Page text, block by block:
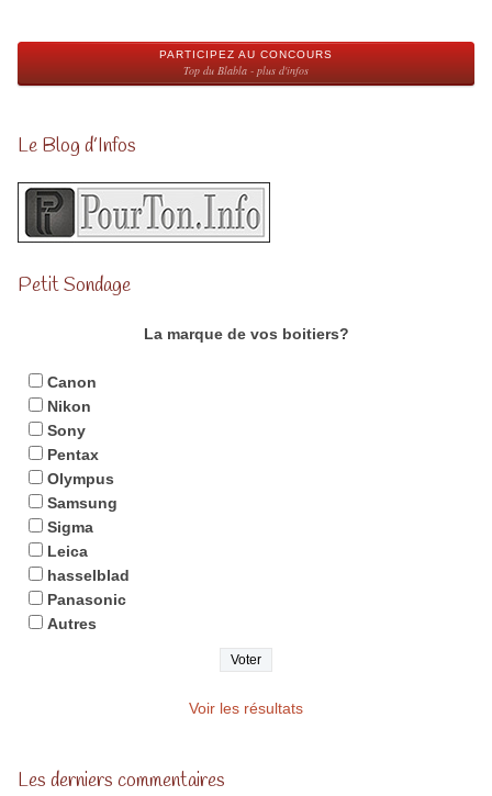
PARTICIPEZ AU CONCOURS
Top du Blabla - plus d'infos
Le Blog d’Infos
Petit Sondage
La marque de vos boitiers?
Canon
Nikon
Sony
Pentax
Olympus
Samsung
Sigma
Leica
hasselblad
Panasonic
Autres
Voir les résultats
Les derniers commentaires